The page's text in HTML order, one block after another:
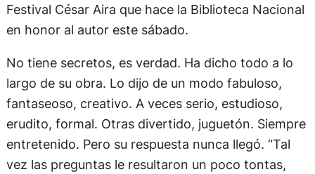
Festival César Aira que hace la Biblioteca Nacional
en honor al autor este sábado.
No tiene secretos, es verdad. Ha dicho todo a lo
largo de su obra. Lo dijo de un modo fabuloso,
fantaseoso, creativo. A veces serio, estudioso,
erudito, formal. Otras divertido, juguetón. Siempre
entretenido. Pero su respuesta nunca llegó. “Tal
vez las preguntas le resultaron un poco tontas,